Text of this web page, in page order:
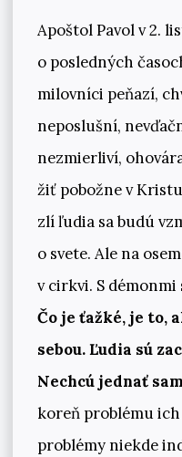
Apoštol Pavol v 2.
o posledných
milovníci peňazí,
neposlušní,
nezmierliví,
žiť pobožne v
zlí ľudia sa budú
o svete. Ale na
v cirkvi. S
Čo je ťažké, je to,
sebou. Ľudia sú
Nechcú jednať
koreň problému
problémy niekde